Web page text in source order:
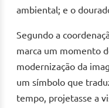
ambiental; e o
Segundo a
marca um momento
modernização da
um símbolo que
tempo, projetasse a